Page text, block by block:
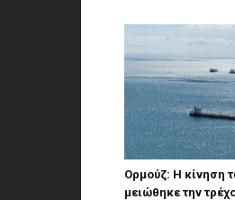
Ορμούζ: Η κίνηση
μειώθηκε την